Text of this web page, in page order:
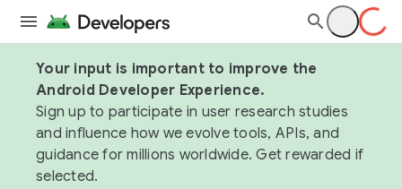
Your input is important to improve the
Android Developer Experience.
Sign up to participate in user research studies
and influence how we evolve tools, APIs, and
guidance for millions worldwide. Get rewarded if
selected.